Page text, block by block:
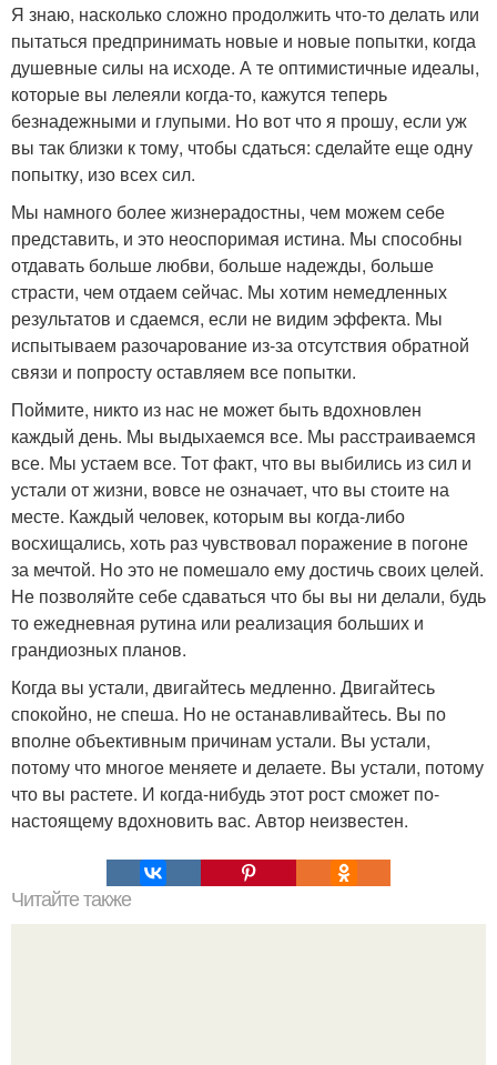
Я знаю, насколько сложно продолжить что-то делать или
пытаться предпринимать новые и новые попытки, когда
душевные силы на исходе. А те оптимистичные идеалы,
которые вы лелеяли когда-то, кажутся теперь
безнадежными и глупыми. Но вот что я прошу, если уж
вы так близки к тому, чтобы сдаться: сделайте еще одну
попытку, изо всех сил.
Мы намного более жизнерадостны, чем можем себе
представить, и это неоспоримая истина. Мы способны
отдавать больше любви, больше надежды, больше
страсти, чем отдаем сейчас. Мы хотим немедленных
результатов и сдаемся, если не видим эффекта. Мы
испытываем разочарование из-за отсутствия обратной
связи и попросту оставляем все попытки.
Поймите, никто из нас не может быть вдохновлен
каждый день. Мы выдыхаемся все. Мы расстраиваемся
все. Мы устаем все. Тот факт, что вы выбились из сил и
устали от жизни, вовсе не означает, что вы стоите на
месте. Каждый человек, которым вы когда-либо
восхищались, хоть раз чувствовал поражение в погоне
за мечтой. Но это не помешало ему достичь своих целей.
Не позволяйте себе сдаваться что бы вы ни делали, будь
то ежедневная рутина или реализация больших и
грандиозных планов.
Когда вы устали, двигайтесь медленно. Двигайтесь
спокойно, не спеша. Но не останавливайтесь. Вы по
вполне объективным причинам устали. Вы устали,
потому что многое меняете и делаете. Вы устали, потому
что вы растете. И когда-нибудь этот рост сможет по-
настоящему вдохновить вас. Автор неизвестен.
Читайте также